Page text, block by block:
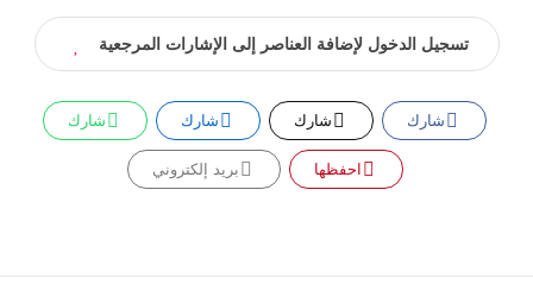
تسجيل الدخول لإضافة العناصر إلى الإشارات المرجعية
شارك شارك شارك شارك
احفظها بريد إلكتروني